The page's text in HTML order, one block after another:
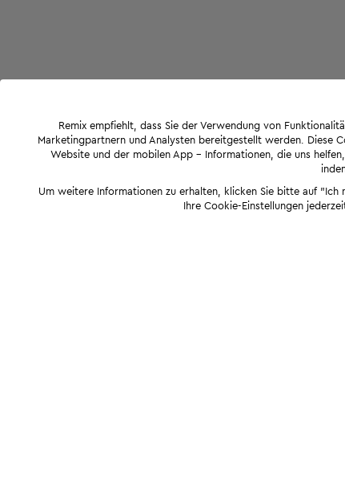
Remix empfiehlt, dass Sie der Verwendung von
Marketingpartnern und Analysten bereitgestellt werden. Diese
Website und der mobilen App - Informationen, die uns
Um weitere Informationen zu erhalten, klicken Sie bitte auf
Ihre Cookie-Einstellungen